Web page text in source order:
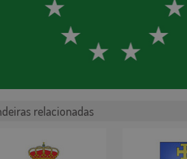
relacionadas